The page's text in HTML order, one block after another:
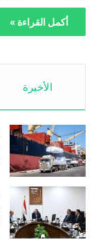
أكمل القراءة »
الأخيرة